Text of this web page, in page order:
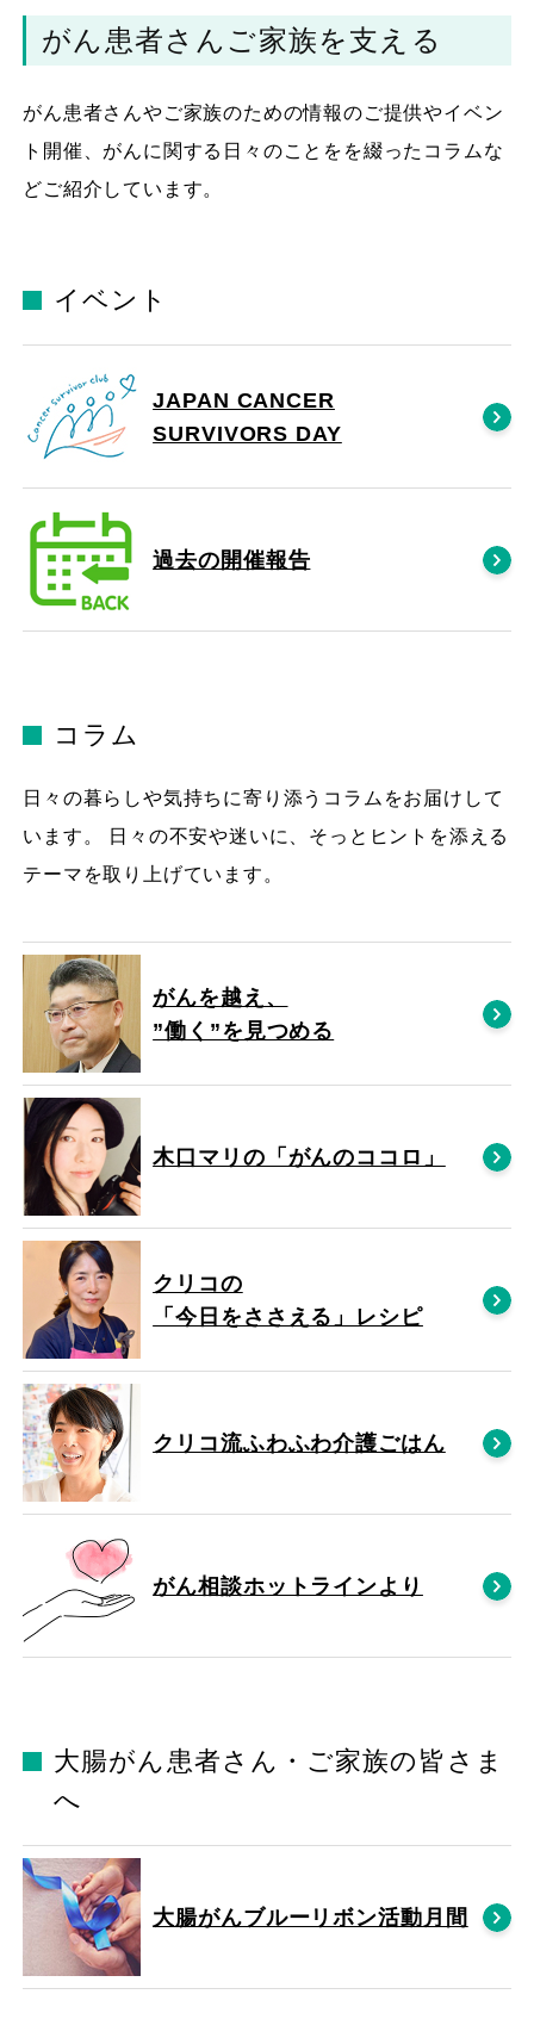
がん患者さんご家族を支える
がん患者さんやご家族のための情報のご提供やイベン
ト開催、がんに関する日々のことをを綴ったコラムな
どご紹介しています。
イベント
JAPAN CANCER
SURVIVORS DAY
過去の開催報告
コラム
日々の暮らしや気持ちに寄り添うコラムをお届けして
います。 日々の不安や迷いに、そっとヒントを添える
テーマを取り上げています。
がんを越え、
”働く”を見つめる
木口マリの「がんのココロ」
クリコの
「今日をささえる」レシピ
クリコ流ふわふわ介護ごはん
がん相談ホットラインより
大腸がん患者さん・ご家族の皆さま
へ
大腸がんブルーリボン活動月間